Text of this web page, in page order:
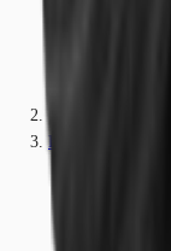
Hessen